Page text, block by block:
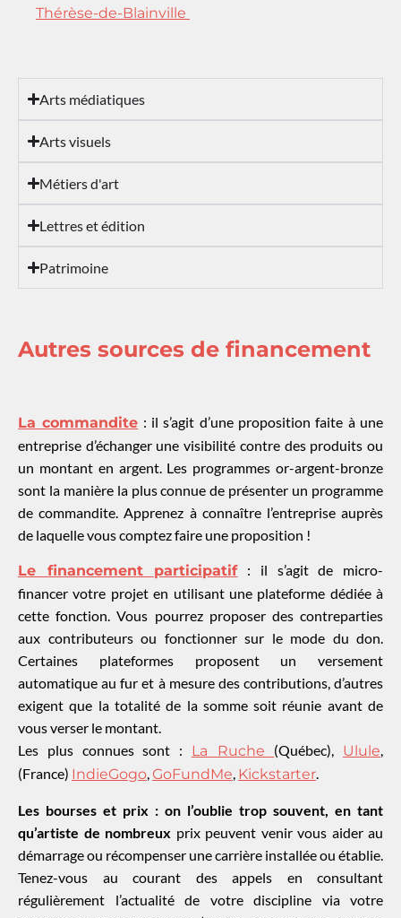
Thérèse-de-Blainville
Arts médiatiques
Arts visuels
Métiers d'art
Lettres et édition
Patrimoine
Autres sources de financement
La commandite : il s’agit d’une proposition faite à une
entreprise d’échanger une visibilité contre des produits ou
un montant en argent. Les programmes or-argent-bronze
sont la manière la plus connue de présenter un programme
de commandite. Apprenez à connaître l’entreprise auprès
de laquelle vous comptez faire une proposition !
Le financement participatif: il s’agit de micro-
financer votre projet en utilisant une plateforme dédiée à
cette fonction. Vous pourrez proposer des contreparties
aux contributeurs ou fonctionner sur le mode du don.
Certaines plateformes proposent un versement
automatique au fur et à mesure des contributions, d’autres
exigent que la totalité de la somme soit réunie avant de
vous verser le montant.
Les plus connues sont :
La Ruche (Québec), Ulule,
(France) IndieGogo,GoFundMe, Kickstarter.
Les bourses et prix : on l’oublie trop souvent, en tant
qu’artiste de nombreux prix peuvent venir vous aider au
démarrage ou récompenser une carrière installée ou établie.
Tenez-vous au courant des appels en consultant
régulièrement l’actualité de votre discipline via votre